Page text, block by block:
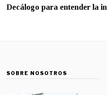
Decálogo para entender la
SOBRE NOSOTROS